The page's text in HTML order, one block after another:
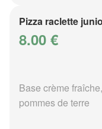
Pizza raclette
8.00 €
Base crème
pommes de terre